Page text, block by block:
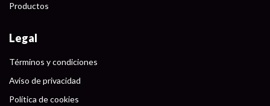
Productos
Legal
Términos y condiciones
Aviso de privacidad
Política de cookies